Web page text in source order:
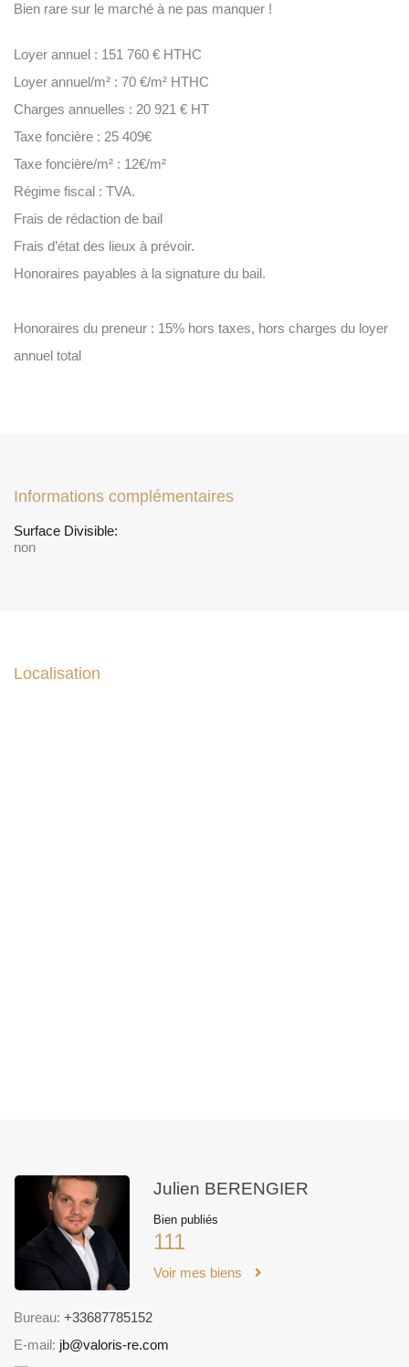
Bien rare sur le marché à ne pas manquer !
Loyer annuel : 151 760 € HTHC
Loyer annuel/m² : 70 €/m² HTHC
Charges annuelles : 20 921 € HT
Taxe foncière : 25 409€
Taxe foncière/m² : 12€/m²
Régime fiscal : TVA.
Frais de rédaction de bail
Frais d’état des lieux à prévoir.
Honoraires payables à la signature du bail.
Honoraires du preneur : 15% hors taxes, hors charges du loyer
annuel total
Informations complémentaires
Surface Divisible:
non
Localisation
Julien BERENGIER
Bien publiés
111
Voir mes biens
Bureau: +33687785152
E-mail: jb@valoris-re.com